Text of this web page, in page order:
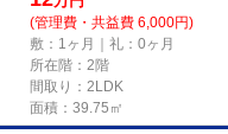
(管理費・共益費 6,000円)
敷：1ヶ月｜礼：0ヶ月
所在階：2階
間取り：2LDK
面積：39.75㎡